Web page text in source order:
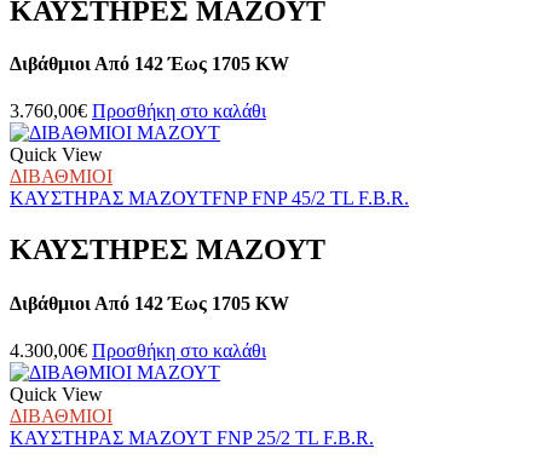
επιλογές
να
στη
ΚΑΥΣΤΗΡΕΣ ΜΑΖΟΥΤ
Διβάθμιοι Από 142 Έως 1705 KW
3.760,00€ Προσθήκη στο καλάθι
Quick View
ΔΙΒΑΘΜΙΟΙ
ΚΑΥΣΤΗΡΑΣ ΜΑΖΟΥΤFNP FNP 45/2 TL F.B.R.
ΚΑΥΣΤΗΡΕΣ ΜΑΖΟΥΤ
Διβάθμιοι Από 142 Έως 1705 KW
4.300,00€ Προσθήκη στο καλάθι
Quick View
ΔΙΒΑΘΜΙΟΙ
ΚΑΥΣΤΗΡΑΣ ΜΑΖΟΥΤ FNP 25/2 TL F.B.R.